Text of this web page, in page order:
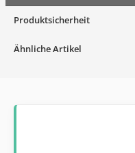
Produktsicherheit
Ähnliche Artikel